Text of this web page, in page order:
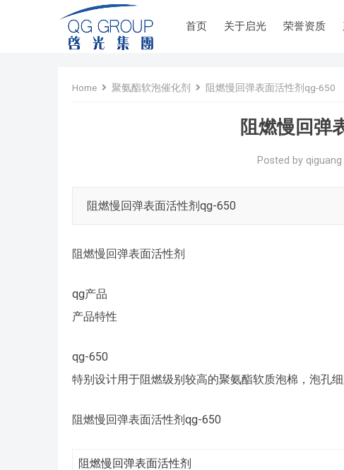
首页 关于启光 荣誉资质
Home 聚氨酯软泡催化剂 阻燃慢回弹表面活性剂qg-650
阻燃慢回弹
Posted by qiguang
阻燃慢回弹表面活性剂qg-650
阻燃慢回弹表面活性剂
qg产品
产品特性
qg-650
特别设计用于阻燃级别较高的聚氨酯软质泡棉，泡孔
阻燃慢回弹表面活性剂qg-650
阻燃慢回弹表面活性剂